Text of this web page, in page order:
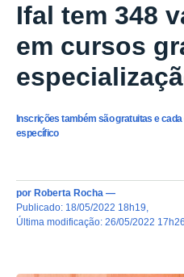
Ifal tem 348
em cursos
Inscrições também são gratuitas e
específico
por Roberta Rocha —
publicado: 18/05/2022 18h19
última modificação: 26/05/2022 17h26